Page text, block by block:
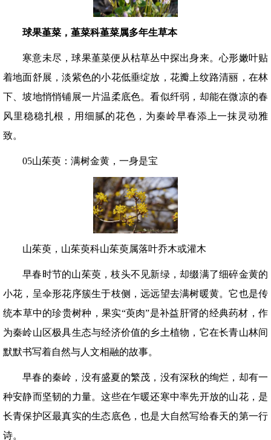
球果堇菜，堇菜科堇菜属多年生草本
寒意未尽，球果堇菜便从枯草丛中探出身来。心形嫩叶贴
着地面舒展，淡紫色的小花低垂绽放，花瓣上纹路清丽，在林
下、坡地悄悄铺展一片温柔底色。看似纤弱，却能在微凉的春
风里稳稳扎根，用细腻的花色，为秦岭早春添上一抹灵动雅
致。
05山茱萸：满树金黄，一身是宝
山茱萸，山茱萸科山茱萸属落叶乔木或灌木
早春时节的山茱萸，枝头不见新绿，却缀满了细碎金黄的
小花，呈伞形花序簇生于枝侧，远远望去满树暖黄。它也是传
统本草中的珍贵树种，果实“萸肉”是补益肝肾的经典药材，作
为秦岭山区极具生态与经济价值的乡土植物，它在长青山林间
默默书写着自然与人文相融的故事。
早春的秦岭，没有盛夏的繁茂，没有深秋的绚烂，却有一
种安静而坚韧的力量。这些在乍暖还寒中率先开放的山花，是
长青保护区最真实的生态底色，也是大自然写给春天的第一行
诗。